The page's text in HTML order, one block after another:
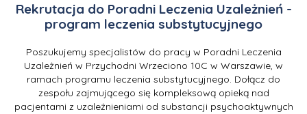
Rekrutacja do Poradni Leczenia Uzależnień -
program leczenia substytucyjnego
Poszukujemy specjalistów do pracy w Poradni Leczenia
Uzależnień w Przychodni Wrzeciono 10C w Warszawie, w
ramach programu leczenia substytucyjnego. Dołącz do
zespołu zajmującego się kompleksową opieką nad
pacjentami z uzależnieniami od substancji psychoaktywnych